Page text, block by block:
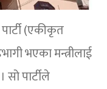
(एकीकृत
भएका मन्त्रीलाई
पार्टीले